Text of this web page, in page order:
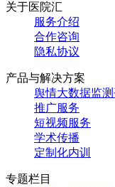
关于医院汇
服务介绍
合作咨询
隐私协议
产品与解决方案
舆情大数据监测
推广服务
短视频服务
学术传播
定制化内训
专题栏目